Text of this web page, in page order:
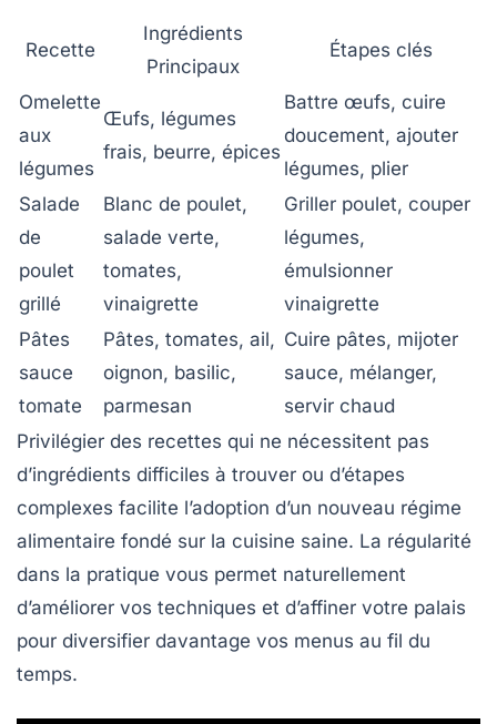
Recette
Ingrédients
Principaux
Étapes clés
Omelette
aux
légumes
Œufs, légumes
frais, beurre, épices
Battre œufs, cuire
doucement, ajouter
légumes, plier
Salade
de
poulet
grillé
Blanc de poulet,
salade verte,
tomates,
vinaigrette
Griller poulet, couper
légumes,
émulsionner
vinaigrette
Pâtes
sauce
tomate
Pâtes, tomates, ail,
oignon, basilic,
parmesan
Cuire pâtes, mijoter
sauce, mélanger,
servir chaud
Privilégier des recettes qui ne nécessitent pas
d’ingrédients difficiles à trouver ou d’étapes
complexes facilite l’adoption d’un nouveau régime
alimentaire fondé sur la cuisine saine. La régularité
dans la pratique vous permet naturellement
d’améliorer vos techniques et d’affiner votre palais
pour diversifier davantage vos menus au fil du
temps.